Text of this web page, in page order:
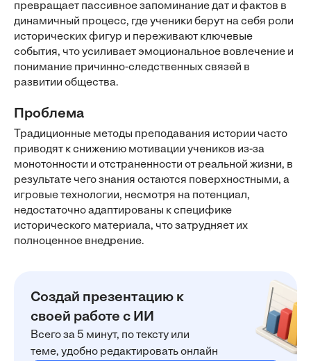
превращает пассивное запоминание дат и фактов в
динамичный процесс, где ученики берут на себя роли
исторических фигур и переживают ключевые
события, что усиливает эмоциональное вовлечение и
понимание причинно-следственных связей в
развитии общества.
Проблема
Традиционные методы преподавания истории часто
приводят к снижению мотивации учеников из-за
монотонности и отстраненности от реальной жизни, в
результате чего знания остаются поверхностными, а
игровые технологии, несмотря на потенциал,
недостаточно адаптированы к специфике
исторического материала, что затрудняет их
полноценное внедрение.
Создай презентацию к
своей работе с ИИ
Всего за 5 минут, по тексту или
теме, удобно редактировать онлайн